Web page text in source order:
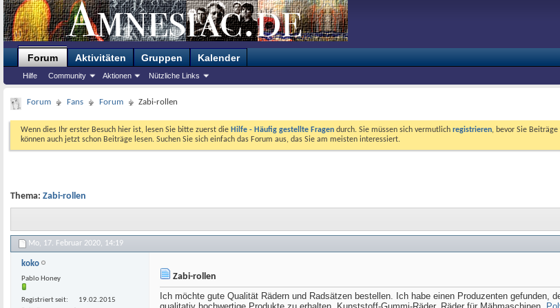
Forum
Hilfe Community Aktionen Nützliche Links
Aktivitäten Gruppen Kalender
Forum Fans Forum Zabi-rollen
Wenn dies Ihr erster Besuch hier ist, lesen Sie bitte zuerst die Hilfe - Häufig gestellte Fragen durch. Sie müssen sich vermutlich registrieren, bevor Sie
können auch jetzt schon Beiträge lesen. Suchen Sie sich einfach das Forum aus, das Sie am meisten interessiert.
Thema: Zabi-rollen
Mo, 17. Februar 2020, 14:19
koko
Pablo Honey
Registriert seit
19.02.2015
Zabi-rollen
Ich möchte gute Qualität Rädern und Radsätzen bestellen. Ich habe einen Produzenten gefunden,